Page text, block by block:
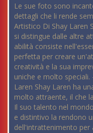
Le sue foto sono
dettagli che li rende
Artistico Di Shay Laren
si distingue dalle altre
abilità consiste
perfetta per creare
creatività e la sua
uniche e molto speciali.
Laren Shay Laren ha
molto attraente, il che
Il suo talento nel
e distintivo la rendono
dell'intrattenimento per